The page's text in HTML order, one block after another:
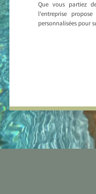
Que vous partiez
l’entreprise
personnalisées pour